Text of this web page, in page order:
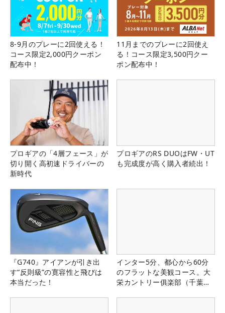
8-9月のプレーに2回使える！
コース限定2,000円クーポン
配布中！
11月までのプレーに2回使え
る！コース限定3,500円クー
ポン配布中！
プロギアの「4層フェース」が
切り開く高初速ドライバーの
新時代
プロギアのRS DUOはFW・UT
も完成度が高く購入者続出！
『G740』アイアンが引き出
す“反則級”の寛容性と飛びは
本当だった！
インター5分、都心から60分
のフラットな美観コース。大
栄カントリー俱楽部（千葉